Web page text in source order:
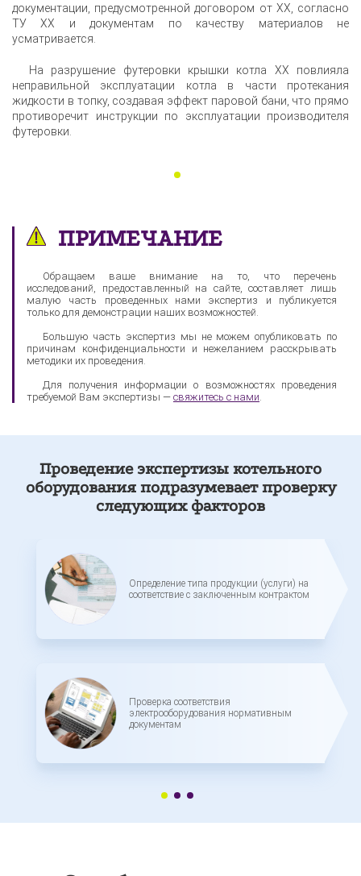
документации, предусмотренной договором от ХХ, согласно
ТУ ХХ и документам по качеству материалов не
усматривается.
На разрушение футеровки крышки котла ХХ повлияла
неправильной эксплуатации котла в части протекания
жидкости в топку, создавая эффект паровой бани, что прямо
противоречит инструкции по эксплуатации производителя
футеровки.
ПРИМЕЧАНИЕ
Обращаем ваше внимание на то, что перечень
исследований, предоставленный на сайте, составляет лишь
малую часть проведенных нами экспертиз и публикуется
только для демонстрации наших возможностей.
Большую часть экспертиз мы не можем опубликовать по
причинам конфиденциальности и нежеланием расскрывать
методики их проведения.
Для получения информации о возможностях проведения
требуемой Вам экспертизы — свяжитесь с нами.
Проведение экспертизы котельного
оборудования подразумевает проверку
следующих факторов
Определение типа продукции (услуги) на
соответствие с заключенным контрактом
Проверка соответствия
электрооборудования нормативным
документам